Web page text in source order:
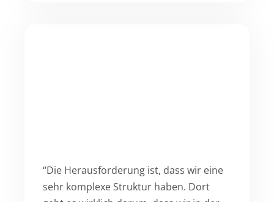
“Die Herausforderung ist, dass wir eine
sehr komplexe Struktur haben. Dort